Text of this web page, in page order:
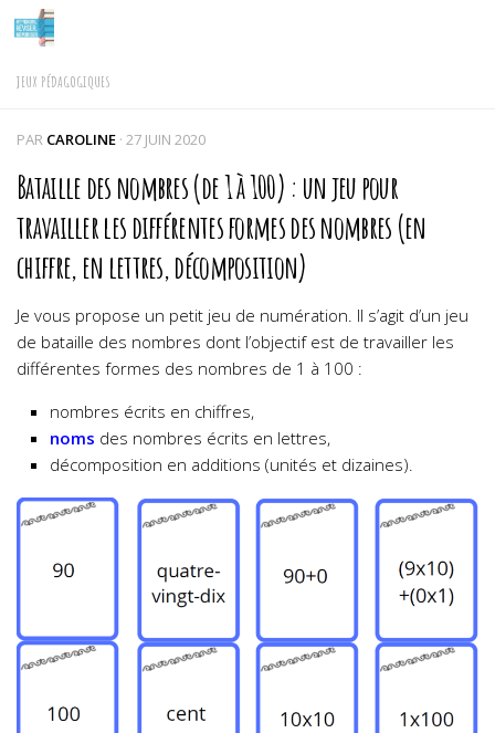
Skip to content
JEUX PÉDAGOGIQUES
PAR CAROLINE · 27 JUIN 2020
Bataille des nombres (de 1 à 100) : un jeu pour
travailler les différentes formes des nombres (en
chiffre, en lettres, décomposition)
Je vous propose un petit jeu de numération. Il s’agit d’un jeu
de bataille des nombres dont l’objectif est de travailler les
différentes formes des nombres de 1 à 100 :
nombres écrits en chiffres,
noms des nombres écrits en lettres,
décomposition en additions (unités et dizaines).